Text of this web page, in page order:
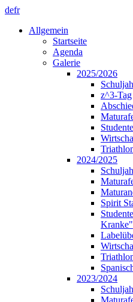
defr
Allgemein
Startseite
Agenda
Galerie
2025/2026
z^3-Tag
2024/2025
Spirit
Kranke"
2023/2024